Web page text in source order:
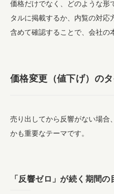
価格だけでなく、どのような形
タルに掲載するか、内覧の対応
含めて確認することで、会社の
価格変更（値下げ）の
売り出してから反響がない場合
かも重要なテーマです。
「反響ゼロ」が続く期間の